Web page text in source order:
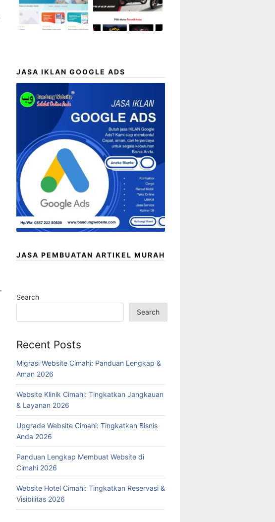
JASA IKLAN GOOGLE ADS
JASA PEMBUATAN ARTIKEL MURAH
Search
Search
Recent Posts
Migrasi Website Cimahi: Panduan Lengkap &
Aman 2026
Website Klinik Cimahi: Tingkatkan Jangkauan
& Layanan 2026
Upgrade Website Cimahi: Tingkatkan Bisnis
Anda 2026
Panduan Lengkap Membuat Website di
Cimahi 2026
Website Hotel Cimahi: Tingkatkan Reservasi &
Visibilitas 2026